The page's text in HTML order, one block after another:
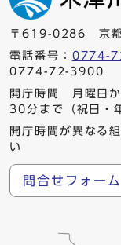
〒619-0286 京都
電話番号： 0774-
0774-72-3900
開庁時間 月曜日
30分まで（祝日・
開庁時間が異なる
い
問合せフォーム